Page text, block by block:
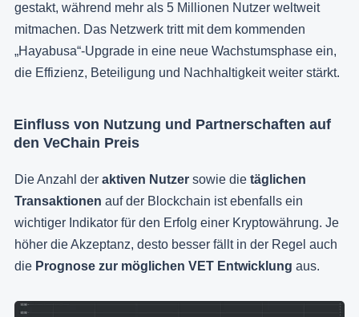
gestakt, während mehr als 5 Millionen Nutzer weltweit
mitmachen. Das Netzwerk tritt mit dem kommenden
„Hayabusa“-Upgrade in eine neue Wachstumsphase ein,
die Effizienz, Beteiligung und Nachhaltigkeit weiter stärkt.
Einfluss von Nutzung und Partnerschaften auf
den VeChain Preis
Die Anzahl der aktiven Nutzer sowie die täglichen
Transaktionen auf der Blockchain ist ebenfalls ein
wichtiger Indikator für den Erfolg einer Kryptowährung. Je
höher die Akzeptanz, desto besser fällt in der Regel auch
die Prognose zur möglichen VET Entwicklung aus.